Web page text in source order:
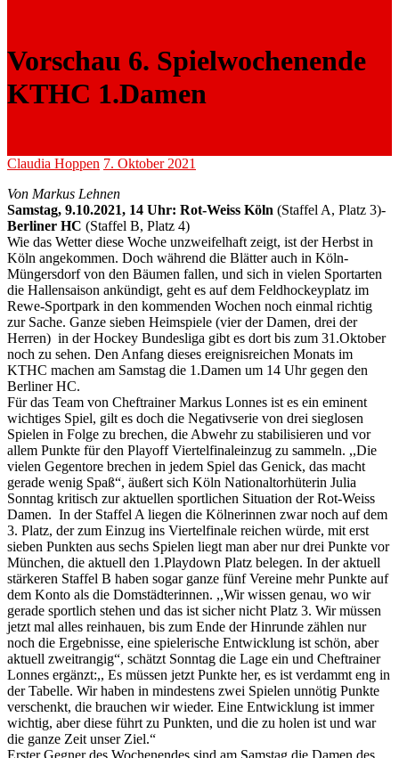
Vorschau 6. Spielwochenende
KTHC 1.Damen
Claudia Hoppen 7. Oktober 2021
Von Markus Lehnen
Samstag, 9.10.2021, 14 Uhr: Rot-Weiss Köln (Staffel A, Platz 3)-
Berliner HC (Staffel B, Platz 4)
Wie das Wetter diese Woche unzweifelhaft zeigt, ist der Herbst in
Köln angekommen. Doch während die Blätter auch in Köln-
Müngersdorf von den Bäumen fallen, und sich in vielen Sportarten
die Hallensaison ankündigt, geht es auf dem Feldhockeyplatz im
Rewe-Sportpark in den kommenden Wochen noch einmal richtig
zur Sache. Ganze sieben Heimspiele (vier der Damen, drei der
Herren) in der Hockey Bundesliga gibt es dort bis zum 31.Oktober
noch zu sehen. Den Anfang dieses ereignisreichen Monats im
KTHC machen am Samstag die 1.Damen um 14 Uhr gegen den
Berliner HC.
Für das Team von Cheftrainer Markus Lonnes ist es ein eminent
wichtiges Spiel, gilt es doch die Negativserie von drei sieglosen
Spielen in Folge zu brechen, die Abwehr zu stabilisieren und vor
allem Punkte für den Playoff Viertelfinaleinzug zu sammeln. ,,Die
vielen Gegentore brechen in jedem Spiel das Genick, das macht
gerade wenig Spaß“, äußert sich Köln Nationaltorhüterin Julia
Sonntag kritisch zur aktuellen sportlichen Situation der Rot-Weiss
Damen. In der Staffel A liegen die Kölnerinnen zwar noch auf dem
3. Platz, der zum Einzug ins Viertelfinale reichen würde, mit erst
sieben Punkten aus sechs Spielen liegt man aber nur drei Punkte vor
München, die aktuell den 1.Playdown Platz belegen. In der aktuell
stärkeren Staffel B haben sogar ganze fünf Vereine mehr Punkte auf
dem Konto als die Domstädterinnen. ,,Wir wissen genau, wo wir
gerade sportlich stehen und das ist sicher nicht Platz 3. Wir müssen
jetzt mal alles reinhauen, bis zum Ende der Hinrunde zählen nur
noch die Ergebnisse, eine spielerische Entwicklung ist schön, aber
aktuell zweitrangig“, schätzt Sonntag die Lage ein und Cheftrainer
Lonnes ergänzt:,, Es müssen jetzt Punkte her, es ist verdammt eng in
der Tabelle. Wir haben in mindestens zwei Spielen unnötig Punkte
verschenkt, die brauchen wir wieder. Eine Entwicklung ist immer
wichtig, aber diese führt zu Punkten, und die zu holen ist und war
die ganze Zeit unser Ziel.“